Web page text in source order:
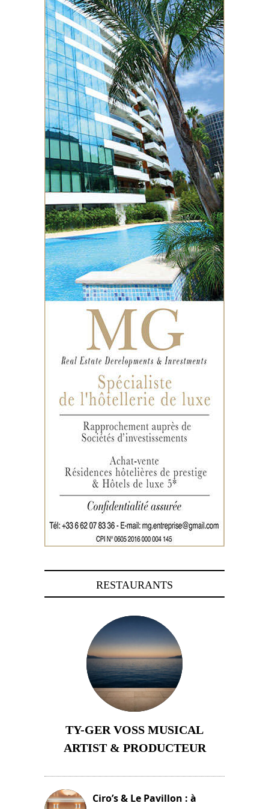
RESTAURANTS
TY-GER VOSS MUSICAL
ARTIST & PRODUCTEUR
Ciro’s & Le Pavillon : à